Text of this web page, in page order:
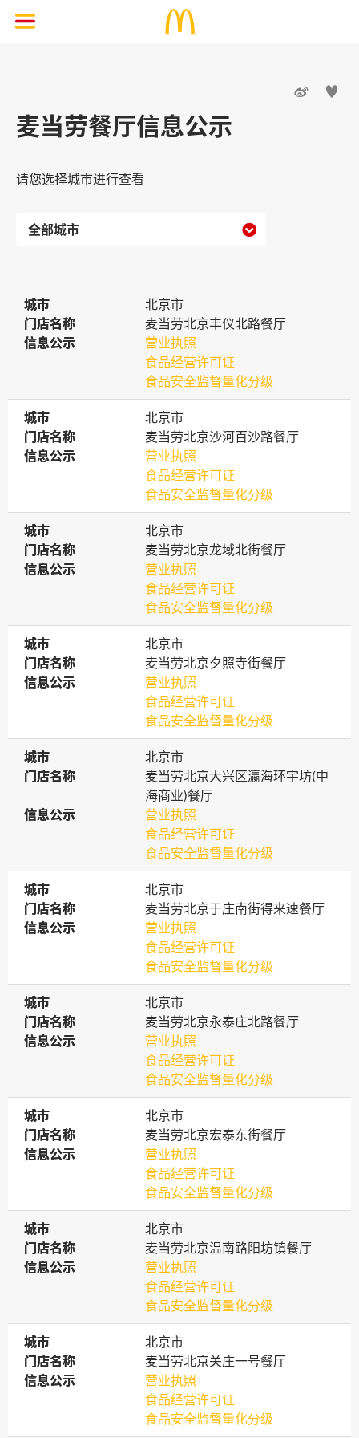
 
麦当劳餐厅信息公示
请您选择城市进行查看

城市
城市
北京市
门店名称
门店名称
麦当劳北京丰仪北路餐厅
信息公示
信息公示
营业执照
食品经营许可证
食品安全监督量化分级
城市
城市
北京市
门店名称
门店名称
麦当劳北京沙河百沙路餐厅
信息公示
信息公示
营业执照
食品经营许可证
食品安全监督量化分级
城市
城市
北京市
门店名称
门店名称
麦当劳北京龙域北街餐厅
信息公示
信息公示
营业执照
食品经营许可证
食品安全监督量化分级
城市
城市
北京市
门店名称
门店名称
麦当劳北京夕照寺街餐厅
信息公示
信息公示
营业执照
食品经营许可证
食品安全监督量化分级
城市
城市
北京市
门店名称
门店名称
麦当劳北京大兴区瀛海环宇坊(中
海商业)餐厅
信息公示
信息公示
营业执照
食品经营许可证
食品安全监督量化分级
城市
城市
北京市
门店名称
门店名称
麦当劳北京于庄南街得来速餐厅
信息公示
信息公示
营业执照
食品经营许可证
食品安全监督量化分级
城市
城市
北京市
门店名称
门店名称
麦当劳北京永泰庄北路餐厅
信息公示
信息公示
营业执照
食品经营许可证
食品安全监督量化分级
城市
城市
北京市
门店名称
门店名称
麦当劳北京宏泰东街餐厅
信息公示
信息公示
营业执照
食品经营许可证
食品安全监督量化分级
城市
城市
北京市
门店名称
门店名称
麦当劳北京温南路阳坊镇餐厅
信息公示
信息公示
营业执照
食品经营许可证
食品安全监督量化分级
城市
城市
北京市
门店名称
门店名称
麦当劳北京关庄一号餐厅
信息公示
信息公示
营业执照
食品经营许可证
食品安全监督量化分级